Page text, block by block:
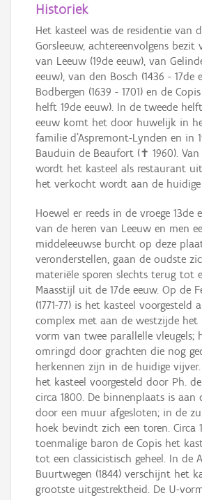
Historiek
Het kasteel was de residentie van
Gorsleeuw, achtereenvolgens bezit
van Leeuw (19de eeuw), van
eeuw), van den Bosch (1436 - 17de
Bodbergen (1639 - 1701) en de
helft 19de eeuw). In de tweede
eeuw komt het door huwelijk in
familie d'Aspremont-Lynden en in
Bauduin de Beaufort (✝ 1960). Van
wordt het kasteel als restaurant
het verkocht wordt aan de huidige
Hoewel er reeds in de vroege 13de
van de heren van Leeuw en men
middeleeuwse burcht op deze
veronderstellen, gaan de oudste
materiële sporen slechts terug tot
Maasstijl uit de 17de eeuw. Op de
(1771-77) is het kasteel voorgesteld
complex met aan de westzijde
vorm van twee parallelle vleugels;
omringd door grachten die nog
herkennen zijn in de huidige
het kasteel voorgesteld door Ph.
circa 1800. De binnenplaats is aan
door een muur afgesloten; in de
hoek bevindt zich een toren. Circa
toenmalige baron de Copis het
tot een classicistisch geheel. In de
Buurtwegen (1844) verschijnt het
grootste uitgestrektheid. De U-